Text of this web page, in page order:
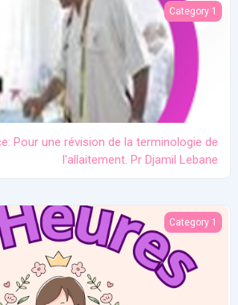
de l'allaitement. Pr Djamil Lebane
Category 1
Pour une révision de la terminologie de
l'allaitement. Pr Djamil Lebane
communs en allaitement maternel
Category 1